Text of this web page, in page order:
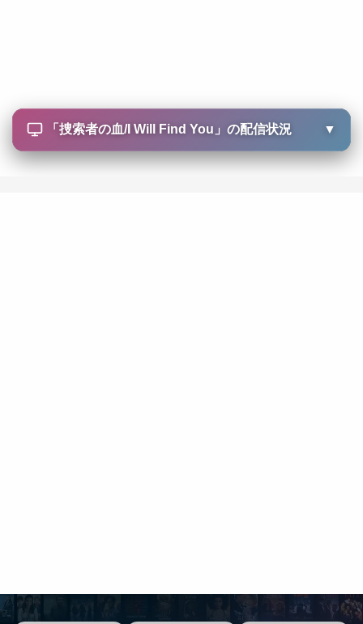
「 捜索者の血/I Will Find You 」の配信状況 ▼